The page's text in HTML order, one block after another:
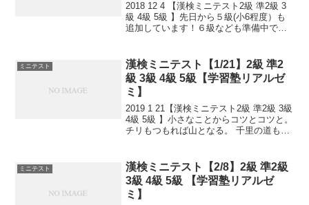
2018 12 4 【漢検ミニテスト2級 準2級 3
級 4級 5級 】先日から５級(小6程度）も
追加しています！６級なども準備中で
ら。日々是精進、継続は力なり！毎日少
し...
ミニテスト
漢検ミニテスト【1/21】2級 準2
級 3級 4級 5級【学習塾リアルゼ
ミ】
2019 1 21【漢検ミニテスト2級 準2級 3級
4級 5級 】小さなことからコツとコツと。
チリもつもれば山となる。 千里の道も一
熟語問題などの出来具合が合...
ミニテスト
漢検ミニテスト【2/8】2級 準2級
3級 4級 5級 【学習塾リアルゼ
ミ】